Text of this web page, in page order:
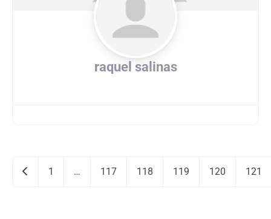
raquel salinas
Newer posts
1 … 117 118 119 120 121